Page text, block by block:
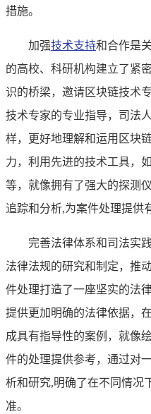
措施。
加强技术支持和合作是
的高校、科研机构建立了紧
识的桥梁，邀请区块链技术
技术专家的专业指导，司法
样，更好地理解和运用区块
力，利用先进的技术工具，
等，就像拥有了强大的探测
追踪和分析,为案件处理提供
完善法律体系和司法实
法律法规的研究和制定，推
件处理打造了一座坚实的法
提供更加明确的法律依据，
成具有指导性的案例，就像
件的处理提供参考，通过对
析和研究,明确了在不同情况
准。